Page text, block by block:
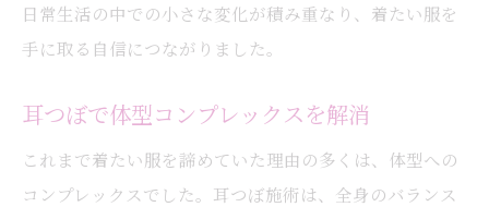
日常生活の中での小さな変化が積み重なり、着たい服を
手に取る自信につながりました。
耳つぼで体型コンプレックスを解消
これまで着たい服を諦めていた理由の多くは、体型への
コンプレックスでした。耳つぼ施術は、全身のバランス